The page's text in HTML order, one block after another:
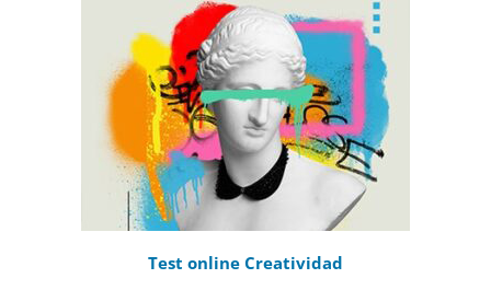
€69.00
hasta
€99.00
Test online Creatividad